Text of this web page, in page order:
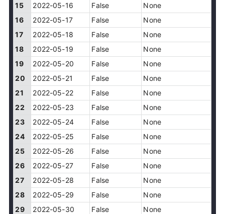
15
2022-05-16 False
None
16
2022-05-17 False
None
17
2022-05-18 False
None
18
2022-05-19 False
None
19
2022-05-20 False
None
20
2022-05-21 False
None
21
2022-05-22 False
None
22
2022-05-23 False
None
23
2022-05-24 False
None
24
2022-05-25 False
None
25
2022-05-26 False
None
26
2022-05-27 False
None
27
2022-05-28 False
None
28
2022-05-29 False
None
29
2022-05-30 False
None